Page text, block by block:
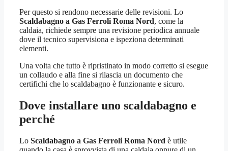
Per questo si rendono necessarie delle revisioni. Lo
Scaldabagno a Gas Ferroli Roma Nord, come la
caldaia, richiede sempre una revisione periodica annuale
dove il tecnico supervisiona e ispeziona determinati
elementi.
Una volta che tutto è ripristinato in modo corretto si esegue
un collaudo e alla fine si rilascia un documento che
certifichi che lo scaldabagno è funzionante e sicuro.
Dove installare uno scaldabagno e
perché
Lo Scaldabagno a Gas Ferroli Roma Nord è utile